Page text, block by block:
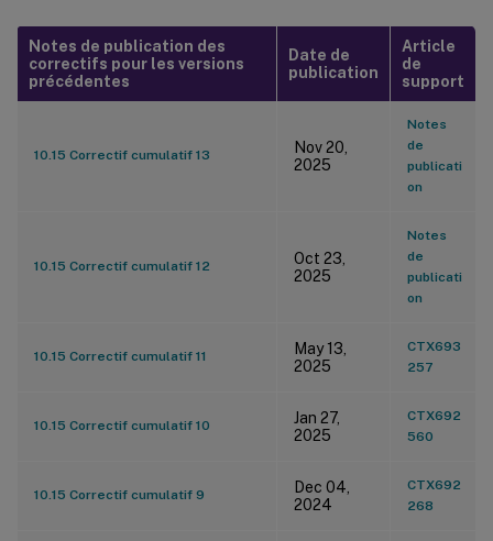
Notes de publication des
correctifs pour les versions
précédentes
Date de
publication
Article
de
support
10.15 Correctif cumulatif 13
Nov 20,
2025
Notes
de
publicati
on
10.15 Correctif cumulatif 12
Oct 23,
2025
Notes
de
publicati
on
10.15 Correctif cumulatif 11
May 13,
2025
CTX693
257
10.15 Correctif cumulatif 10
Jan 27,
2025
CTX692
560
10.15 Correctif cumulatif 9
Dec 04,
2024
CTX692
268